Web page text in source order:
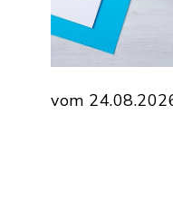
vom